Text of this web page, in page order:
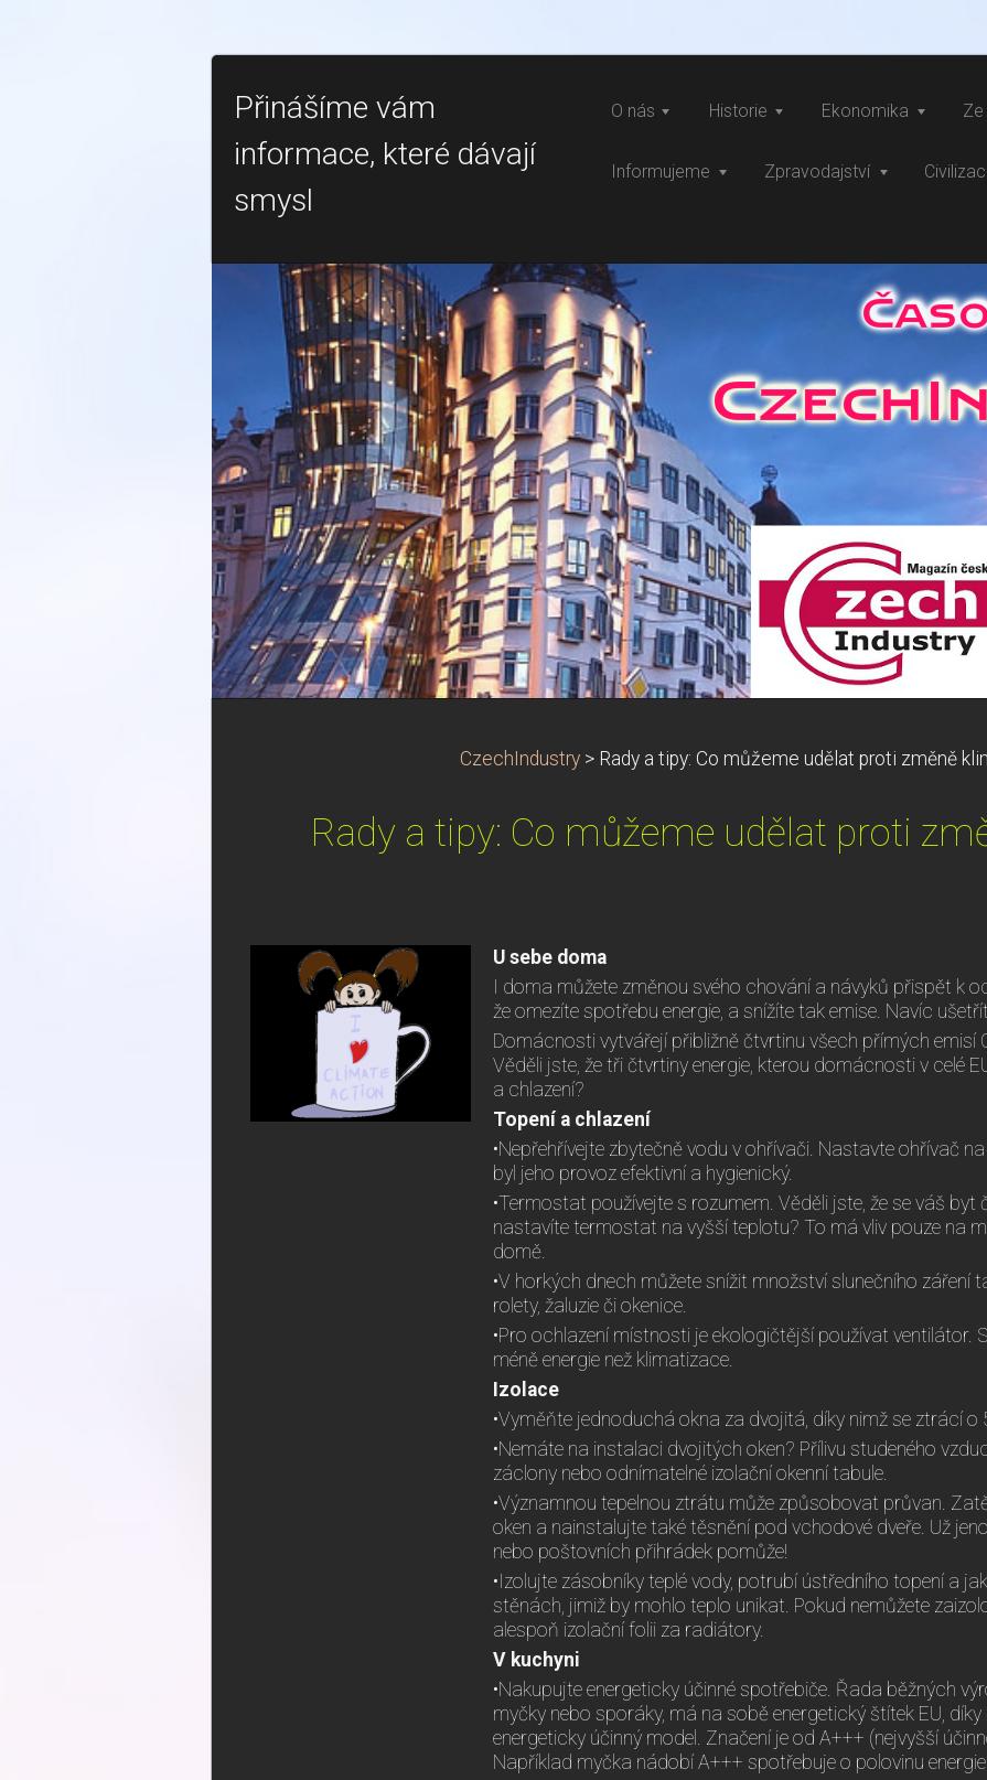
Přinášíme vám
informace, které dávají
smysl
O nás Historie Ekonomika
Informujeme Zpravodajství
CzechIndustry > Rady a tipy: Co můžeme udělat proti změně
Rady a tipy: Co můžeme udělat proti
U sebe doma
I doma můžete změnou svého chování a návyků přispět k
že omezíte spotřebu energie, a snížíte tak emise. Navíc
Domácnosti vytvářejí přibližně čtvrtinu všech přímých emisí
Věděli jste, že tři čtvrtiny energie, kterou domácnosti v celé
a chlazení?
Topení a chlazení
•Nepřehřívejte zbytečně vodu v ohřívači. Nastavte ohřívač
byl jeho provoz efektivní a hygienický.
•Termostat používejte s rozumem. Věděli jste, že se váš byt
nastavíte termostat na vyšší teplotu? To má vliv pouze na
domě.
•V horkých dnech můžete snížit množství slunečního záření
rolety, žaluzie či okenice.
•Pro ochlazení místnosti je ekologičtější používat ventilátor.
méně energie než klimatizace.
Izolace
•Vyměňte jednoduchá okna za dvojitá, díky nimž se ztrácí o
•Nemáte na instalaci dvojitých oken? Přílivu studeného
záclony nebo odnímatelné izolační okenní tabule.
•Významnou tepelnou ztrátu může způsobovat průvan.
oken a nainstalujte také těsnění pod vchodové dveře. Už
nebo poštovních přihrádek pomůže!
•Izolujte zásobníky teplé vody, potrubí ústředního topení a
stěnách, jimiž by mohlo teplo unikat. Pokud nemůžete
alespoň izolační folii za radiátory.
V kuchyni
•Nakupujte energeticky účinné spotřebiče. Řada běžných
myčky nebo sporáky, má na sobě energetický štítek EU,
energeticky účinný model. Značení je od A+++ (nejvyšší
Například myčka nádobí A+++ spotřebuje o polovinu